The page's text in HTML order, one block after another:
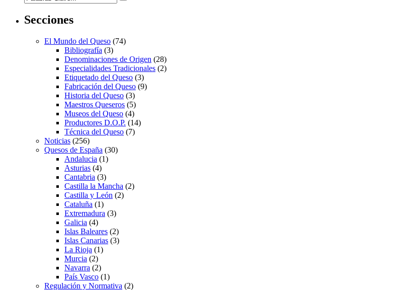
Secciones
El Mundo del Queso (74)
Bibliografía (3)
Denominaciones de Origen (28)
Especialidades Tradicionales (2)
Etiquetado del Queso (3)
Fabricación del Queso (9)
Historia del Queso (3)
Maestros Queseros (5)
Museos del Queso (4)
Productores D.O.P. (14)
Técnica del Queso (7)
Noticias (256)
Quesos de España (30)
Andalucia (1)
Asturias (4)
Cantabria (3)
Castilla la Mancha (2)
Castilla y León (2)
Cataluña (1)
Extremadura (3)
Galicia (4)
Islas Baleares (2)
Islas Canarias (3)
La Rioja (1)
Murcia (2)
Navarra (2)
País Vasco (1)
Regulación y Normativa (2)